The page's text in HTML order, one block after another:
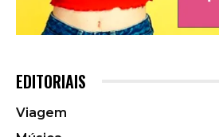
EDITORIAIS
Viagem